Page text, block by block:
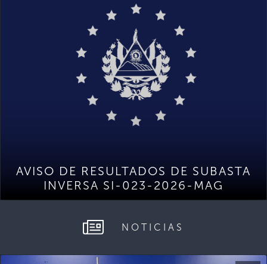
AVISO DE RESULTADOS DE SUBASTA
INVERSA SI-023-2026-MAG
NOTICIAS